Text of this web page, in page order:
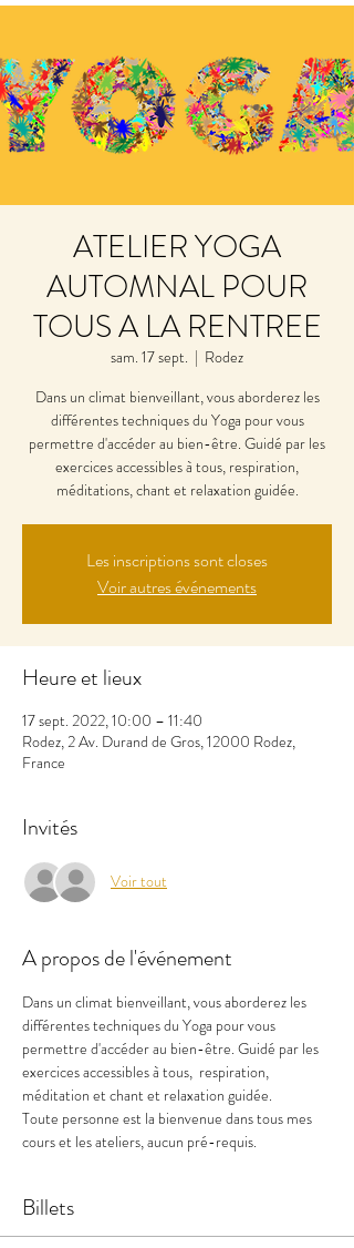
ATELIER YOGA
AUTOMNAL POUR
TOUS A LA RENTREE
sam. 17 sept.
  |
Rodez
Dans un climat bienveillant, vous aborderez les
différentes techniques du Yoga pour vous
permettre d'accéder au bien-être. Guidé par les
exercices accessibles à tous, respiration,
méditations, chant et relaxation guidée.
Les inscriptions sont closes
Voir autres événements
Heure et lieux
17 sept. 2022, 10:00 – 11:40
Rodez, 2 Av. Durand de Gros, 12000 Rodez,
France
Invités
Voir tout
A propos de l'événement
Dans un climat bienveillant, vous aborderez les
différentes techniques du Yoga pour vous
permettre d'accéder au bien-être. Guidé par les
exercices accessibles à tous,  respiration,
méditation et chant et relaxation guidée.
Toute personne est la bienvenue dans tous mes
cours et les ateliers, aucun pré-requis.
Billets